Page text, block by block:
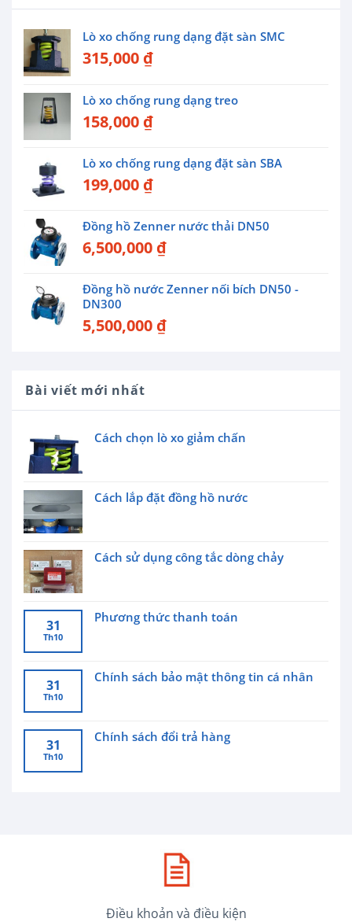
Lò xo chống rung dạng đặt sàn SMC
315,000 ₫
Lò xo chống rung dạng treo
158,000 ₫
Lò xo chống rung dạng đặt sàn SBA
199,000 ₫
Đồng hồ Zenner nước thải DN50
6,500,000 ₫
Đồng hồ nước Zenner nối bích DN50 -
DN300
5,500,000 ₫
Bài viết mới nhất
Cách chọn lò xo giảm chấn
Cách lắp đặt đồng hồ nước
Cách sử dụng công tắc dòng chảy
31
Th10
Phương thức thanh toán
31
Th10
Chính sách bảo mật thông tin cá nhân
31
Th10
Chính sách đổi trả hàng
Điều khoản và điều kiện